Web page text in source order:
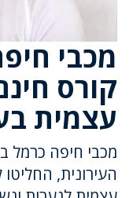
מכבי
קורס
עצמית
מכבי חיפה כרמל
העירונית,